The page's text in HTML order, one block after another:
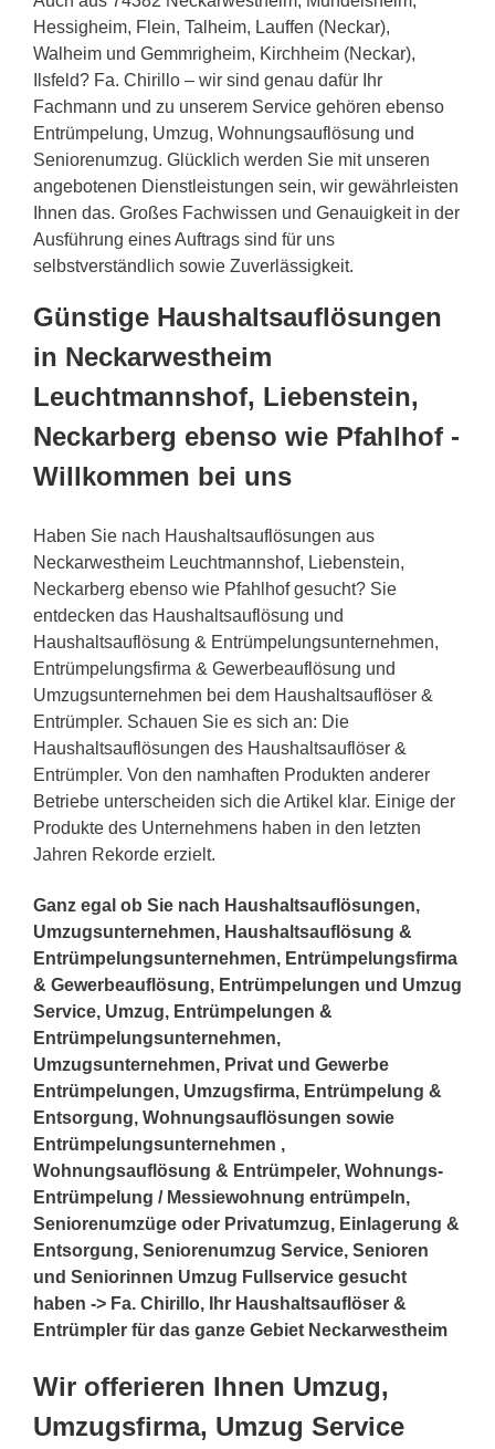
Hessigheim, Flein, Talheim, Lauffen (Neckar),
Walheim und Gemmrigheim, Kirchheim (Neckar),
Ilsfeld? Fa. Chirillo – wir sind genau dafür Ihr
Fachmann und zu unserem Service gehören ebenso
Entrümpelung, Umzug, Wohnungsauflösung und
Seniorenumzug. Glücklich werden Sie mit unseren
angebotenen Dienstleistungen sein, wir gewährleisten
Ihnen das. Großes Fachwissen und Genauigkeit in der
Ausführung eines Auftrags sind für uns
selbstverständlich sowie Zuverlässigkeit.
Günstige Haushaltsauflösungen
in Neckarwestheim
Leuchtmannshof, Liebenstein,
Neckarberg ebenso wie Pfahlhof -
Willkommen bei uns
Haben Sie nach Haushaltsauflösungen aus
Neckarwestheim Leuchtmannshof, Liebenstein,
Neckarberg ebenso wie Pfahlhof gesucht? Sie
entdecken das Haushaltsauflösung und
Haushaltsauflösung & Entrümpelungsunternehmen,
Entrümpelungsfirma & Gewerbeauflösung und
Umzugsunternehmen bei dem Haushaltsauflöser &
Entrümpler. Schauen Sie es sich an: Die
Haushaltsauflösungen des Haushaltsauflöser &
Entrümpler. Von den namhaften Produkten anderer
Betriebe unterscheiden sich die Artikel klar. Einige der
Produkte des Unternehmens haben in den letzten
Jahren Rekorde erzielt.
Ganz egal ob Sie nach Haushaltsauflösungen,
Umzugsunternehmen, Haushaltsauflösung &
Entrümpelungsunternehmen, Entrümpelungsfirma
& Gewerbeauflösung, Entrümpelungen und Umzug
Service, Umzug, Entrümpelungen &
Entrümpelungsunternehmen,
Umzugsunternehmen, Privat und Gewerbe
Entrümpelungen, Umzugsfirma, Entrümpelung &
Entsorgung, Wohnungsauflösungen sowie
Entrümpelungsunternehmen ,
Wohnungsauflösung & Entrümpeler, Wohnungs-
Entrümpelung / Messiewohnung entrümpeln,
Seniorenumzüge oder Privatumzug, Einlagerung &
Entsorgung, Seniorenumzug Service, Senioren
und Seniorinnen Umzug Fullservice gesucht
haben -> Fa. Chirillo, Ihr Haushaltsauflöser &
Entrümpler für das ganze Gebiet Neckarwestheim
Wir offerieren Ihnen Umzug,
Umzugsfirma, Umzug Service